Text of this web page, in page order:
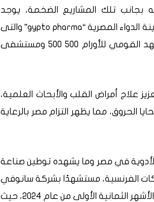
بجانب تلك المشاريع الضخمة، يوجد
مؤسسات تحدث تأثيرًا كبيرًا في الرعاية المتخصصة مثل مدينة الدواء المصرية “gypto pharma” والتى
تعتبر رائدة في مجال الابتكار الدوائي، بالإضافة إلى المعهد القومي للأورام 500 500 ومستشفى
أمراض القلب والأبحاث العلمية،
مما يظهر التزام مصر بالرعاية
في مصر وما يشهده توطين صناعة
الفرنسية، مستشهدًا بشركة سانوفي
الفرنسية، فقد تصدرت سانوفي سوق الأدوية المصرية في الأشهر الثمانية الأولى من عام 2024، حيث